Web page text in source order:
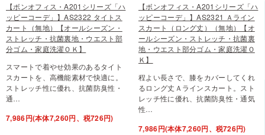
【ボンオフィス・A201シリーズ「ハ
ッピーコーデ」】AS2322 タイトス
カート（無地）【オールシーズン・
ストレッチ・抗菌裏地・ウエスト部
分ゴム・家庭洗濯ＯＫ】
スマートで着やせ効果のあるタイト
スカートを、高機能素材で快適に。
ストレッチ性に優れ、抗菌防臭性・
通…
7,986円(本体7,260円、税726円)
【ボンオフィス・A201シリーズ「ハ
ッピーコーデ」】AS2321 Ａライン
スカート（ロング丈）（無地）【オ
ールシーズン・ストレッチ・抗菌裏
地・ウエスト部分ゴム・家庭洗濯Ｏ
Ｋ】
程よい長さで、膝をカバーしてくれ
るロング丈Ａラインスカート。スト
レッチ性に優れ、抗菌防臭性・通気
性…
7,986円(本体7,260円、税726円)